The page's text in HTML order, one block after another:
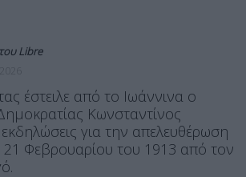
Libre
έστειλε από το Ιωάννινα ο
Κωνσταντίνος
για την απελευθέρωση
21 Φεβρουαρίου του 1913 από τον